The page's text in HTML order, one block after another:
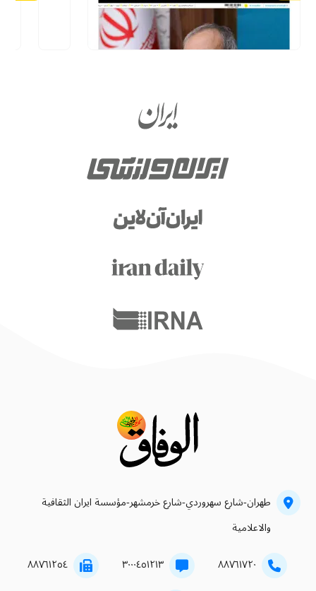
طهران-شارع سهروردي-شارع خرمشهر-مؤسسة ايران الثقافية
والاعلامية
۸۸۷٦۱۷۲۰ ۳۰۰۰٤٥۱۲۱۳ ۸۸۷٦۱۲٥٤